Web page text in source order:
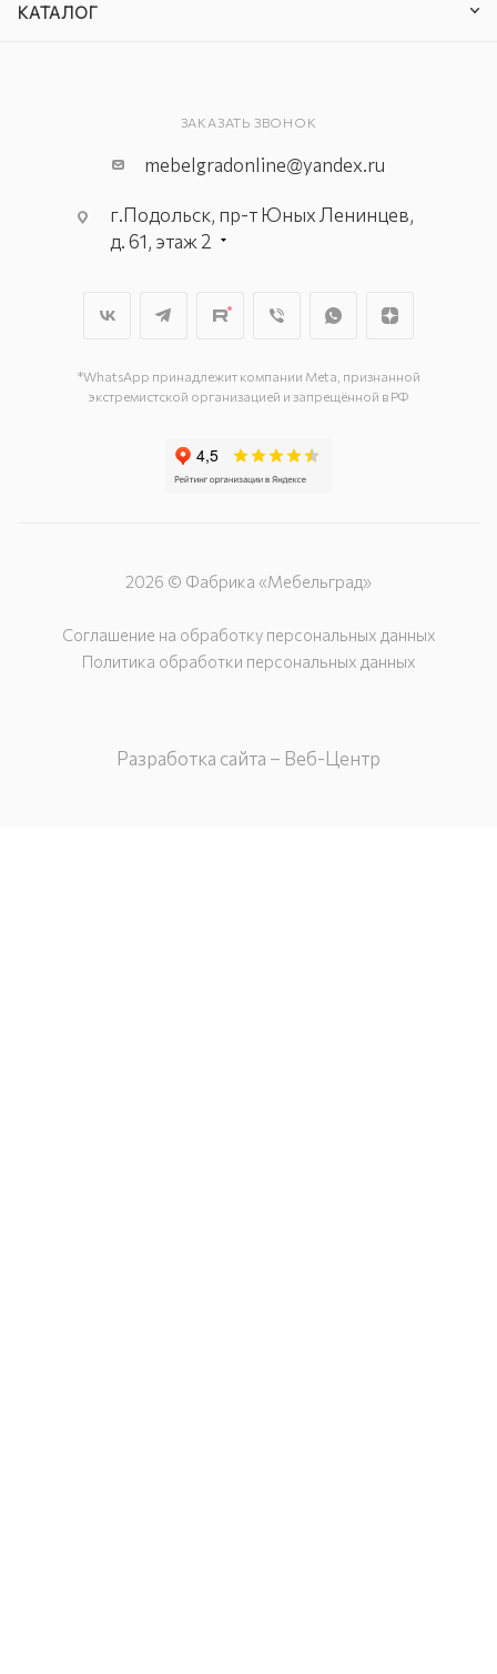
КАТАЛОГ
ЗАКАЗАТЬ ЗВОНОК
mebelgradonline@yandex.ru
г.Подольск, пр-т Юных Ленинцев,
д. 61, этаж 2
г. Подольск, ул. Станционная, д. 11
*WhatsApp принадлежит компании Meta, признанной
экстремистской организацией и запрещённой в РФ
2026 © Фабрика «Мебельград»
Соглашение на обработку персональных данных
Политика обработки персональных данных
Разработка сайта – Веб-Центр